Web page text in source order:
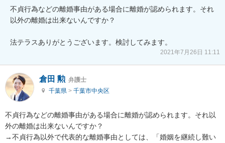
不貞行為などの離婚事由がある場合に離婚が認められます。それ
以外の離婚は出来ないんですか？
法テラスありがとうございます。検討してみます。
2021年7月26日 11:11
倉田 勲 弁護士
千葉県 > 千葉市中央区
不貞行為などの離婚事由がある場合に離婚が認められます。それ以
外の離婚は出来ないんですか？
→不貞行為以外で代表的な離婚事由としては、「婚姻を継続し難い